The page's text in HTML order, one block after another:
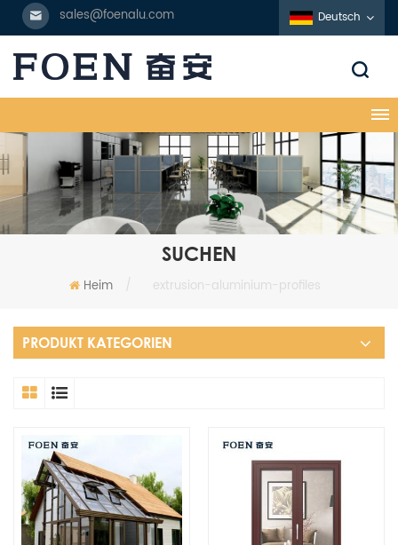
sales@foenalu.com Deutsch
SUCHEN
Heim / extrusion-aluminium-profiles
PRODUKT KATEGORIEN